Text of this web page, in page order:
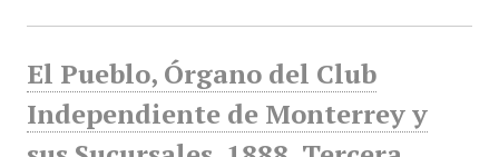
El Pueblo, Órgano del Club
Independiente de Monterrey y